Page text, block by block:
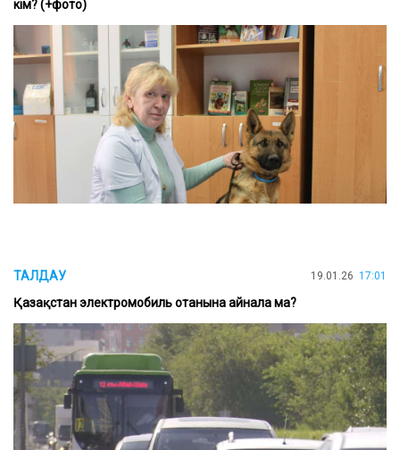
кім? (+фото)
ТАЛДАУ 19.01.26 17:01
Қазақстан электромобиль отанына айнала ма?